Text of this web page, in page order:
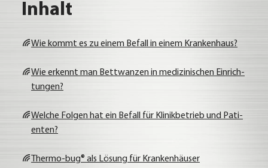
Inhalt
Wie kommt es zu einem Befall in einem Kran­ken­haus?
Wie erkennt man Bett­wan­zen in medi­zi­ni­schen Ein­rich­
tun­gen?
Wel­che Fol­gen hat ein Befall für Kli­nik­be­trieb und Pati­
en­ten?
Ther­mo-bug® als Lösung für Kran­ken­häu­ser